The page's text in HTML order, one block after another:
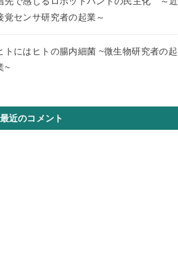
覚センサ研究者の起業～
トにはヒトの腸内細菌 ~微生物研究者の起
~
最近のコメント